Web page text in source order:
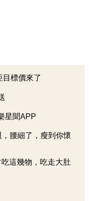
標價來了
星聞APP
腰細了，瘦到你懷
這幾物，吃走大肚